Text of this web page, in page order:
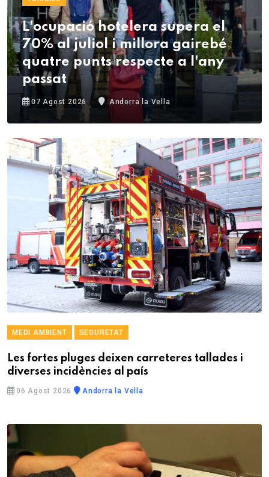
L'ocupació hotelera supera el
70% al juliol i millora gairebé
quatre punts respecte a l'any
passat
07 Agost 2026 Andorra la Vella
MEDI AMBIENT SEGURETAT
Les fortes pluges deixen carreteres tallades i
diverses incidències al país
06 Agost 2026 Andorra la Vella